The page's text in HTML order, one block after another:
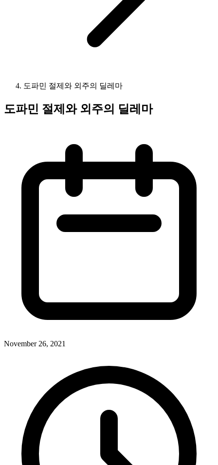
도파민 절제와 외주의 딜레마
도파민 절제와 외주의 딜레마
November 26, 2021